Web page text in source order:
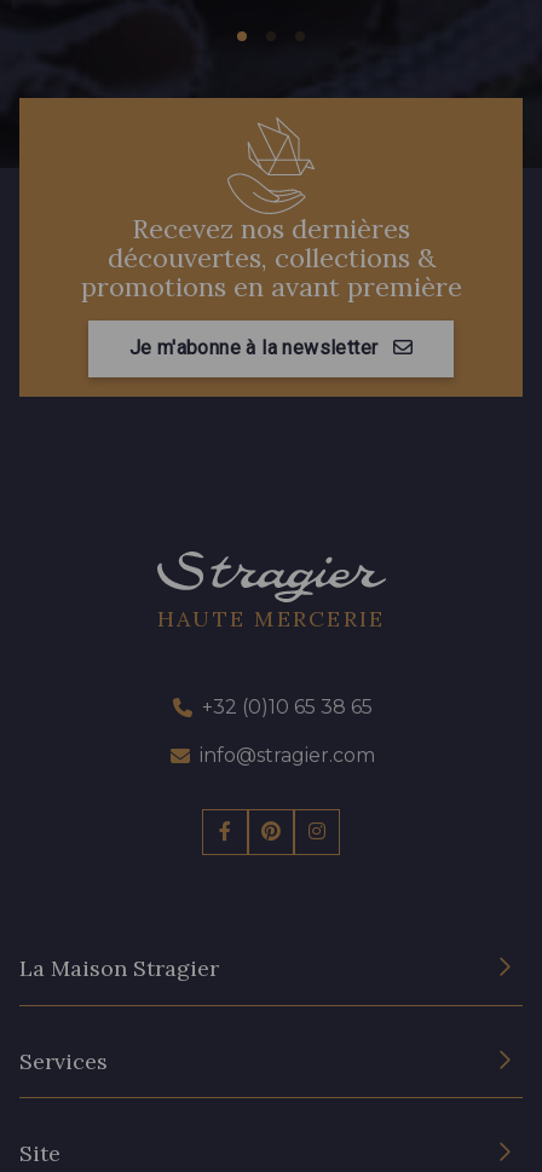
Recevez nos dernières
découvertes, collections &
promotions en avant première
Je m'abonne à la newsletter
HAUTE MERCERIE
+32 (0)10 65 38 65
info@stragier.com
La Maison Stragier
Services
Site